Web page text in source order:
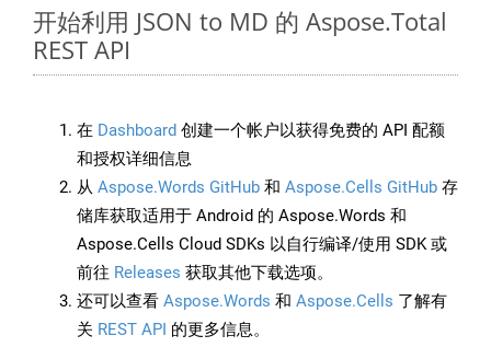
开始利用 JSON to MD 的 Aspose.Total
REST API
在 Dashboard 创建一个帐户以获得免费的 API 配额
和授权详细信息
从 Aspose.Words GitHub 和 Aspose.Cells GitHub 存
储库获取适用于 Android 的 Aspose.Words 和
Aspose.Cells Cloud SDKs 以自行编译/使用 SDK 或
前往 Releases 获取其他下载选项。
还可以查看 Aspose.Words 和 Aspose.Cells 了解有
关 REST API 的更多信息。